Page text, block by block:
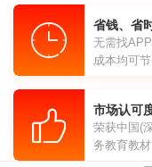
省钱、省
无需找
成本均可
市场认可
荣获中国(
务教育教材